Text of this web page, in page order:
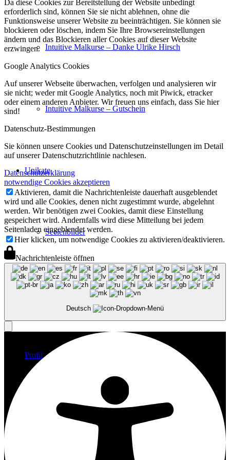
Intuitive Malkurse – Danke Ulrike Hirsch
Intuitive Malkurse – Gutschein
Unikate
Seelenbilder
Geschwisterbilder
Profil
Vita
Da diese Cookies zur Bereitstellung der Website unbedingt
erforderlich sind, können Sie sie nicht ablehnen, ohne die
Funktionsweise unserer Website zu beeinträchtigen. Sie können sie
blockieren oder löschen, indem Sie Ihre Browsereinstellungen
ändern und das Blockieren aller Cookies auf dieser Website
erzwingen.
Google Analytics Cookies
Auf unserer Webseite überwachen, verfolgen und analysieren wir
sie nicht; weder mit Google Analytics, noch mit Piwick, etracker
oder einem anderen Anbieter. Wir freuen uns einfach, dass Sie hier
sind!
Datenschutz-Bestimmungen
Sie können unsere Cookies und Datenschutzeinstellungen im Detail
auf unserer Datenschutzrichtlinie nachlesen.
Datenschutzerklärung
notwendige Cookies akzeptieren
Aktivieren, damit die Nachrichtenleiste dauerhaft ausgeblendet
wird und alle Cookies, denen nicht zugestimmt wurde, abgelehnt
werden. Wir benötigen zwei Cookies, damit diese Einstellung
gespeichert wird. Andernfalls wird diese Mitteilung bei jedem
Seitenladen eingeblendet werden.
Hier klicken, um notwendige Cookies zu aktivieren/deaktivieren.
Nachrichtenleiste öffnen
Deutsch